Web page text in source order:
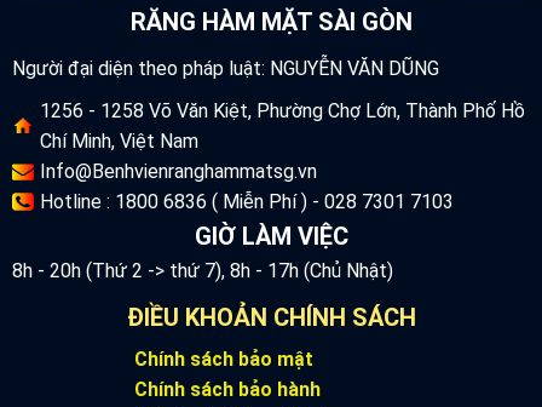
RĂNG HÀM MẶT SÀI GÒN
Người đại diện theo pháp luật: NGUYỄN VĂN DŨNG
1256 - 1258 Võ Văn Kiệt, Phường Chợ Lớn, Thành Phố Hồ
Chí Minh, Việt Nam
Info@Benhvienranghammatsg.vn
Hotline : 1800 6836 ( Miễn Phí ) - 028 7301 7103
GIỜ LÀM VIỆC
8h - 20h (Thứ 2 -> thứ 7), 8h - 17h (Chủ Nhật)
ĐIỀU KHOẢN CHÍNH SÁCH
Chính sách bảo mật
Chính sách bảo hành